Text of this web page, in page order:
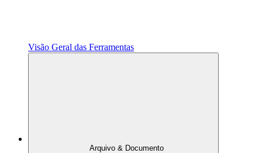
Visão Geral das Ferramentas
Arquivo & Documento